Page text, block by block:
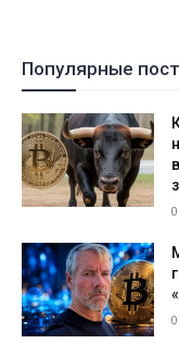
Популярные